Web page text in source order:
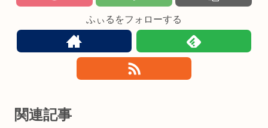
ふぃるをフォローする
関連記事